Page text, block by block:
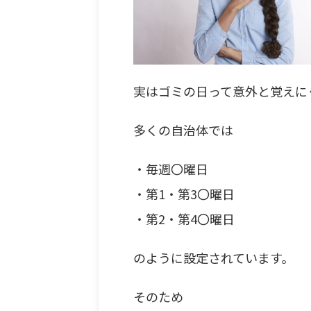
実はゴミの日って意外と覚え
多くの自治体では
・毎週〇曜日
・第1・第3〇曜日
・第2・第4〇曜日
のように設定されています。
そのため